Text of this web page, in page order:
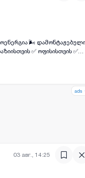
+(5)
ფართის მოწყობა და
ads
ads
03 авг., 14:25